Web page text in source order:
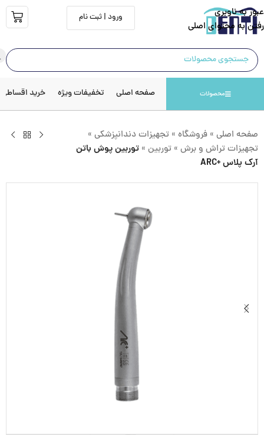
عبور به ناوبری
رفتن به محتوای اصلی
ورود | ثبت نام
محصولات صفحه اصلی تخفیفات ویژه خرید اقساطی
صفحه اصلی » فروشگاه » تجهیزات دندانپزشکی »
تجهیزات تراش و برش » توربین » توربین پوش باتن
آرک پلاس +ARC